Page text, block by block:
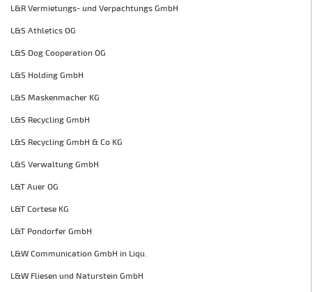
L&R Vermietungs- und Verpachtungs GmbH
L&S Athletics OG
L&S Dog Cooperation OG
L&S Holding GmbH
L&S Maskenmacher KG
L&S Recycling GmbH
L&S Recycling GmbH & Co KG
L&S Verwaltung GmbH
L&T Auer OG
L&T Cortese KG
L&T Pondorfer GmbH
L&W Communication GmbH in Liqu.
L&W Fliesen und Naturstein GmbH